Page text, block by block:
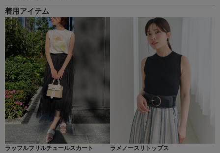
着用アイテム
ラッフルフリルチュールスカート
ラメノースリトップス